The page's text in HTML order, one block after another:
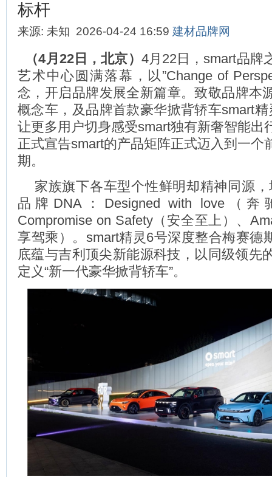
标杆
来源: 未知 2026-04-24 16:59 建材品牌网
（4月 22日，北京） 4月22日，smart品牌
艺术中心圆满落幕，以”Change of
念，开启品牌发展全新篇章。致敬品牌本
概念车，及品牌首款豪华掀背轿车smart
让更多用户切身感受smart独有新奢智能出
正式宣告smart的产品矩阵正式迈入到一个
期。
家族旗下各车型个性鲜明却精神同源
品牌DNA：Designed with love（
Compromise on Safety（安全至上）、
享驾乘）。smart精灵6号深度整合梅赛德
底蕴与吉利顶尖新能源科技，以同级领先
定义“新一代豪华掀背轿车”。